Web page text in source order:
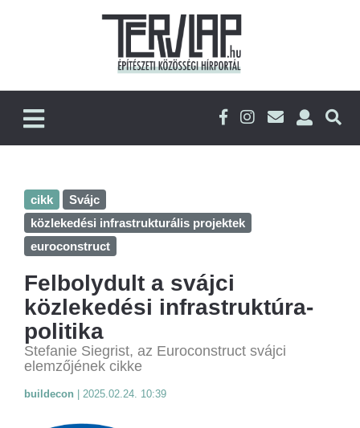
cikk
Svájc
közlekedési infrastrukturális projektek
euroconstruct
Felbolydult a svájci
közlekedési infrastruktúra-
politika
Stefanie Siegrist, az Euroconstruct svájci
elemzőjének cikke
buildecon 2025.02.24. 10:39